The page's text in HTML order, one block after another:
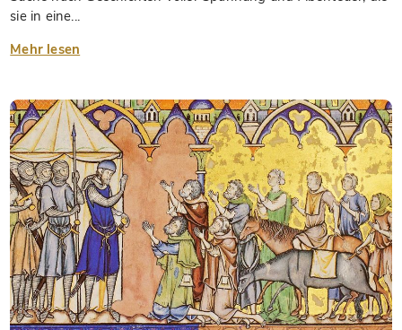
sie in eine...
Mehr lesen